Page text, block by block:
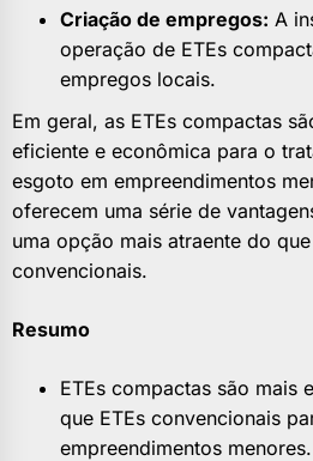
Criação de empregos: A
operação de ETEs
empregos locais.
Em geral, as ETEs compactas
eficiente e econômica para o
esgoto em empreendimentos
oferecem uma série de
uma opção mais atraente do que
convencionais.
Resumo
ETEs compactas são mais
que ETEs convencionais
empreendimentos menores.